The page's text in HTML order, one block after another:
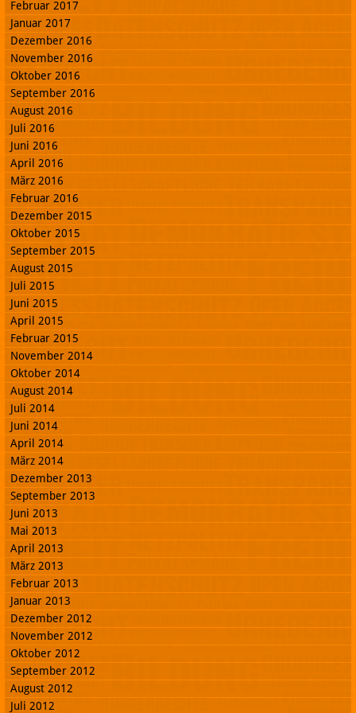
Februar 2017
Januar 2017
Dezember 2016
November 2016
Oktober 2016
September 2016
August 2016
Juli 2016
Juni 2016
April 2016
März 2016
Februar 2016
Dezember 2015
Oktober 2015
September 2015
August 2015
Juli 2015
Juni 2015
April 2015
Februar 2015
November 2014
Oktober 2014
August 2014
Juli 2014
Juni 2014
April 2014
März 2014
Dezember 2013
September 2013
Juni 2013
Mai 2013
April 2013
März 2013
Februar 2013
Januar 2013
Dezember 2012
November 2012
Oktober 2012
September 2012
August 2012
Juli 2012